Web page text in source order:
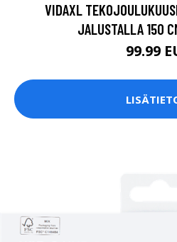
VIDAXL
JALUSTALLA 150
99.99